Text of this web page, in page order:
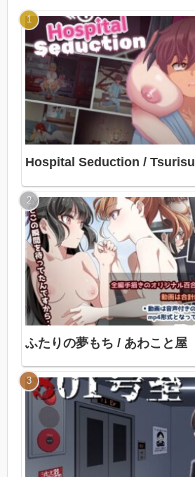
Hospital Seduction / Tsurisu
ふたりの夢もち / あわこと屋